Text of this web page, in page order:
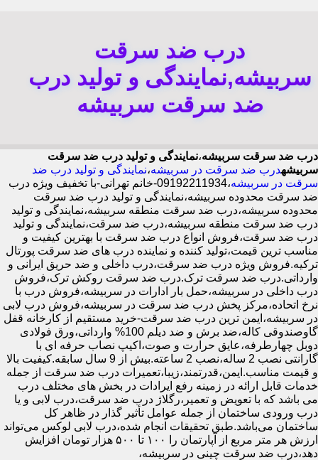
درب ضد سرقت
سربیشه,نمایندگی و تولید درب
ضد سرقت سربیشه
درب ضد سرقت سربیشه،نمایندگی و تولید درب ضد سرقت
سربیشهدرب ضد سرقت در سربیشه،نمایندگی و تولید درب ضد
سرقت در سربیشه
،09192211934-خانم تهرانی-با تخفیف ویژه درب
ضد سرقت محدوده سربیشه،نمایندگی و تولید درب ضد سرقت
محدوده سربیشه،درب ضد سرقت منطقه سربیشه،نمایندگی و تولید
درب ضد سرقت منطقه سربیشه،درب ضد سرقت،نمایندگی و تولید
درب ضد سرقت،فروش انواع درب ضد سرقت با بهترین کیفیت و
مناسب ترین قیمت،تولید کننده و نماینده درب های ضد سرقت پورتال
ترکیه.فروش ویژه درب ضد سرقت،درب داخلی و ضد حریق ایرانی و
وارداتی.درب ضد سرقت ترک.درب ضد سرقت روکش ترک،فروش
درب داخلی در سربیشه،حمل بار ادارات در سربیشه،فروش درب با
نرخ اتحاده،مرکز پخش درب ضد سرقت در سربیشه،فروش درب لابی
در سربیشه،ایمن ترین درب ضد سرقت-خرید مستقیم از کارخانه قفل
گاوصندوقی کاله،ضد برش و ضد دیلم 100% وارداتی،ورق فولادی
دوبل چهارطرفه،عایق حرارت و صوت،اکیپ نصاب حرفه ای با
گارانتی نصب 2 ساله،نصب 2 ساعته.بیش از 9 سال سابقه.کیفیت بالا
و قیمت مناسب.ایمن،قدرتمند،زیبا،تعمیرات درب ضد سرقت از جمله
خدمات قابل ارائه در زمینه رفع ایرادات در بخش های مختلف درب
می باشد که با تعویض و تعمیر،رگلاژ درب ضد سرقت،درب لابی و یا
درب ورودی ساختمان از جمله عوامل تأثیر گذار در ظاهر کل
ساختمان می‌باشد.طبق تحقیقات انجام شده،درب لابی لوکس می‌تواند
ارزش هر متر مربع از آپارتمان را ۱۰۰ تا ۵۰۰ هزار تومان افزایش
دهد،درب ضد سرقت چینی در سربیشه،